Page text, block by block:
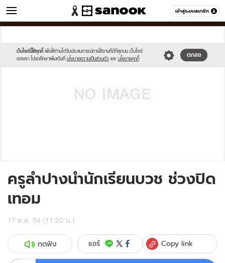
เข้าสู่ระบบสมาชิก
ข่าว หมวดอื่นๆ
เว็บไซต์นี้ใช้คุกกี้ เพื่อให้ท่านได้รับประสบการณ์การใช้งานที่ดีที่สุดบน เว็บไซต์
ของเรา โปรดศึกษาเพิ่มเติมที่ นโยบายความเป็นส่วนตัว และ นโยบายคุกกี้
ตกลง
sanook.png
image.jpg
ครูลำปางนำนักเรียนบวช ช่วงปิด
เทอม
17 ต.ค. 54 (11:20 น.)
กดฟัง แชร์ Copy link